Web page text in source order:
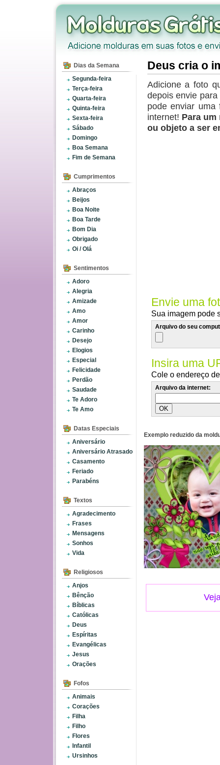
Dias da Semana
Segunda-feira
Terça-feira
Quarta-feira
Quinta-feira
Sexta-feira
Sábado
Domingo
Boa Semana
Fim de Semana
Cumprimentos
Abraços
Beijos
Boa Noite
Boa Tarde
Bom Dia
Obrigado
Oi / Olá
Sentimentos
Adoro
Alegria
Amizade
Amo
Amor
Carinho
Desejo
Elogios
Especial
Felicidade
Perdão
Saudade
Te Adoro
Te Amo
Datas Especiais
Aniversário
Aniversário Atrasado
Casamento
Feriado
Parabéns
Textos
Agradecimento
Frases
Mensagens
Sonhos
Vida
Religiosos
Anjos
Bênção
Bíblicas
Católicas
Deus
Espíritas
Evangélicas
Jesus
Orações
Fofos
Animais
Corações
Filha
Filho
Flores
Infantil
Ursinhos
Deus cria o
Adicione a foto
depois envie
pode enviar
internet! Para
ou objeto a ser
Envie uma
Sua imagem pode
Arquivo do seu
Insira uma
Cole o endereço
Arquivo da internet:
Exemplo reduzido da